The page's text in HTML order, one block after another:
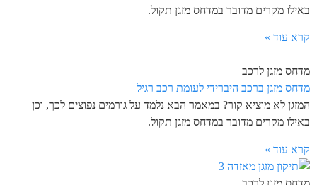
באילו מקרים מדובר במדחס מזגן תקול.
קרא עוד »
מדחס מזגן לרכב
מדחס מזגן ברכב היברידי לעומת רכב רגיל
המזגן לא מוציא קור? במאמר הבא נלמד על גורמים נפוצים לכך, וכן
באילו מקרים מדובר במדחס מזגן תקול.
קרא עוד »